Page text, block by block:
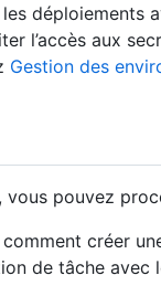
déploiements
l’accès aux
Gestion des
pouvez
créer
de tâche avec